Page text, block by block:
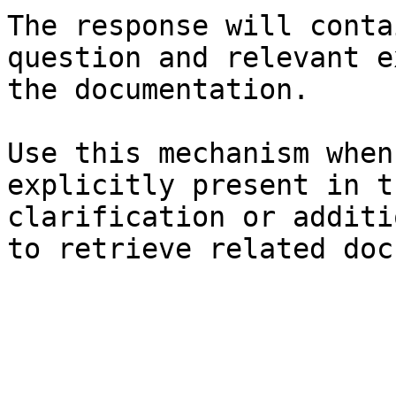
The response will
question and relevant
the documentation.
Use this mechanism
explicitly present in
clarification or